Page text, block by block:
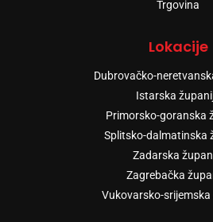
Trgovina
Lokacije
Dubrovačko-
Istarska
Primorsko-goranska
Splitsko-dalmatinska
Zadarska
Zagrebačka
Vukovarsko-srijemska